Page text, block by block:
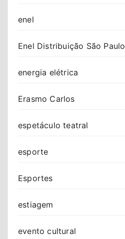
enel
Enel Distribuição São Paulo
energia elétrica
Erasmo Carlos
espetáculo teatral
esporte
Esportes
estiagem
evento cultural